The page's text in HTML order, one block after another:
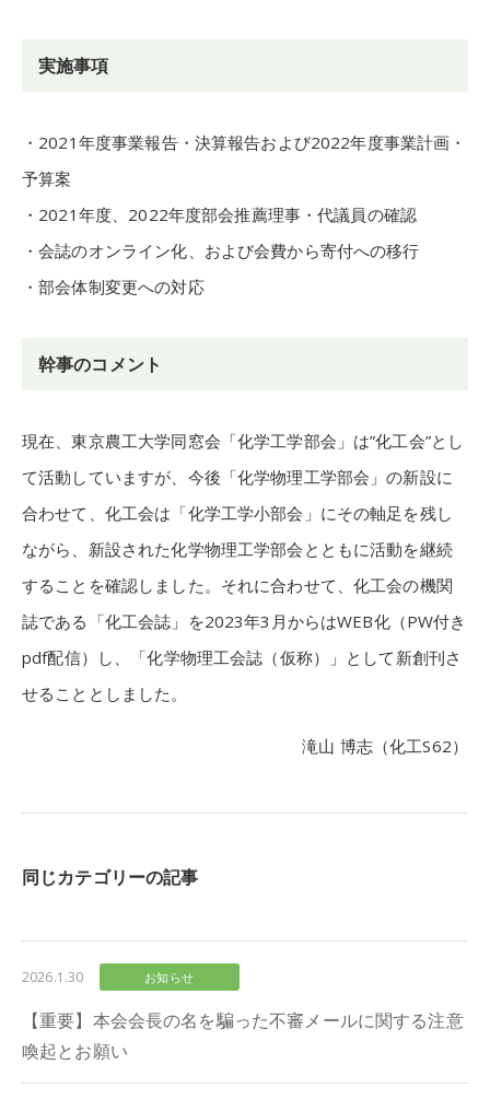
実施事項
・2021年度事業報告・決算報告および2022年度事業計画・
予算案
・2021年度、2022年度部会推薦理事・代議員の確認
・会誌のオンライン化、および会費から寄付への移行
・部会体制変更への対応
幹事のコメント
現在、東京農工大学同窓会「化学工学部会」は”化工会”とし
て活動していますが、今後「化学物理工学部会」の新設に
合わせて、化工会は「化学工学小部会」にその軸足を残し
ながら、新設された化学物理工学部会とともに活動を継続
することを確認しました。それに合わせて、化工会の機関
誌である「化工会誌」を2023年3月からはWEB化（PW付き
pdf配信）し、「化学物理工会誌（仮称）」として新創刊さ
せることとしました。
滝山 博志（化工S62）
同じカテゴリーの記事
2026.1.30 お知らせ
【重要】本会会長の名を騙った不審メールに関する注意
喚起とお願い